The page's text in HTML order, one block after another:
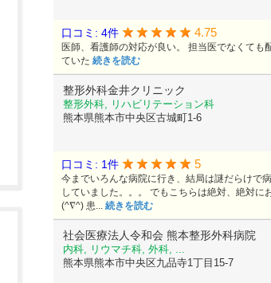
口コミ: 4件 4.75
医師、看護師の対応が良い。 担当医でなくても
ていた 続きを読む
整形外科金井クリニック
整形外科, リハビリテーション科
熊本県熊本市中央区古城町1-6
口コミ: 1件 5
今までいろんな病院に行き、結局は謎だらけで
していました。。。 でもこちらは絶対、絶対に
(^∇^) 患... 続きを読む
社会医療法人令和会 熊本整形外科病院
内科, リウマチ科, 外科, ...
熊本県熊本市中央区九品寺1丁目15-7